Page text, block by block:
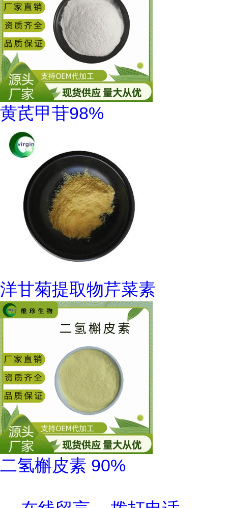
黄芪甲苷98%
洋甘菊提取物芹菜素
二氢槲皮素 90%